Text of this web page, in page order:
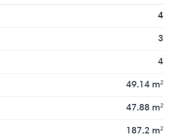
mại, cơ sở hành chính như chợ
4
3
4
49.14 m²
47.88 m²
187.2 m²